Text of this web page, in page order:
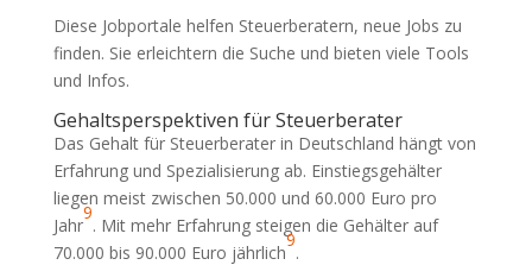
Diese Jobportale helfen Steuerberatern, neue Jobs zu
finden. Sie erleichtern die Suche und bieten viele Tools
und Infos.
Gehaltsperspektiven für Steuerberater
Das Gehalt für Steuerberater in Deutschland hängt von
Erfahrung und Spezialisierung ab. Einstiegsgehälter
liegen meist zwischen 50.000 und 60.000 Euro pro
Jahr
9
. Mit mehr Erfahrung steigen die Gehälter auf
70.000 bis 90.000 Euro jährlich
9
.